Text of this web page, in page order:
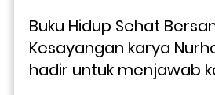
Buku Hidup Sehat
Kesayangan karya
hadir untuk menjawab